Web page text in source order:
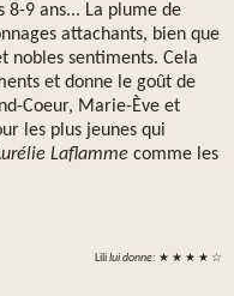
8-9 ans... La plume de
attachants, bien que
nobles sentiments. Cela
et donne le goût de
Coeur, Marie-Ève et
les plus jeunes qui
Laflamme comme les
Lililui donne: ★ ★ ★ ★ ☆